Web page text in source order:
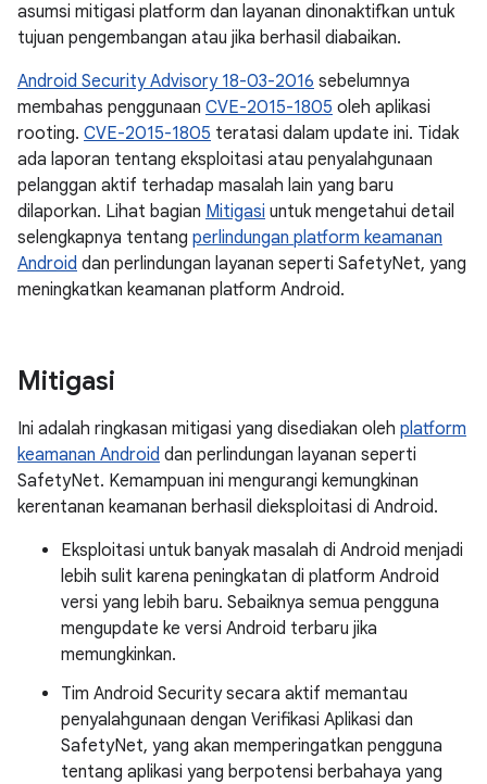
asumsi mitigasi platform dan layanan dinonaktifkan untuk
tujuan pengembangan atau jika berhasil diabaikan.
Android Security Advisory 18-03-2016 sebelumnya
membahas penggunaan CVE-2015-1805 oleh aplikasi
rooting. CVE-2015-1805 teratasi dalam update ini. Tidak
ada laporan tentang eksploitasi atau penyalahgunaan
pelanggan aktif terhadap masalah lain yang baru
dilaporkan. Lihat bagian Mitigasi untuk mengetahui detail
selengkapnya tentang perlindungan platform keamanan
Android dan perlindungan layanan seperti SafetyNet, yang
meningkatkan keamanan platform Android.
Mitigasi
Ini adalah ringkasan mitigasi yang disediakan oleh platform
keamanan Android dan perlindungan layanan seperti
SafetyNet. Kemampuan ini mengurangi kemungkinan
kerentanan keamanan berhasil dieksploitasi di Android.
Eksploitasi untuk banyak masalah di Android menjadi
lebih sulit karena peningkatan di platform Android
versi yang lebih baru. Sebaiknya semua pengguna
mengupdate ke versi Android terbaru jika
memungkinkan.
Tim Android Security secara aktif memantau
penyalahgunaan dengan Verifikasi Aplikasi dan
SafetyNet, yang akan memperingatkan pengguna
tentang aplikasi yang berpotensi berbahaya yang